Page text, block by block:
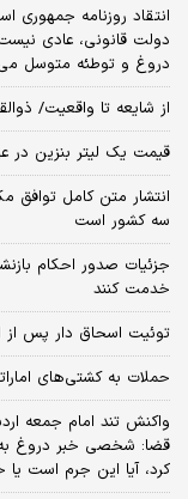
انتقاد روزنامه
دولت قانونی، عادی
دروغ و توطئه متوسل
از شایعه تا واقعیت/
قیمت یک لیتر بنزین در
انتشار متن کامل توافق
سه کشور است
خدمت کنند
توئیت اسحاق دار پس از
حملات به کشتی‌های
واکنش تند امام جمعه
قضا: شخصی خبر دروغ به
کرد، آیا این جرم است یا